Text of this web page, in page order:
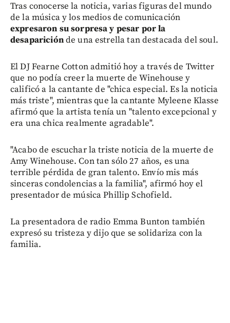
Tras conocerse la noticia, varias figuras del mundo
de la música y los medios de comunicación
expresaron su sorpresa y pesar por la
desapariciónde una estrella tan destacada del soul.
El DJ Fearne Cotton admitió hoy a través de Twitter
que no podía creer la muerte de Winehouse y
calificó a la cantante de "chica especial. Es la noticia
más triste", mientras que la cantante Myleene Klasse
afirmó que la artista tenía un "talento excepcional y
era una chica realmente agradable".
"Acabo de escuchar la triste noticia de la muerte de
Amy Winehouse. Con tan sólo 27 años, es una
terrible pérdida de gran talento. Envío mis más
sinceras condolencias a la familia", afirmó hoy el
presentador de música Phillip Schofield.
La presentadora de radio Emma Bunton también
expresó su tristeza y dijo que se solidariza con la
familia.